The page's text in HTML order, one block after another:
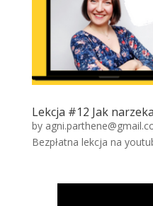
Lekcja #12 Jak
by
Bezpłatna lekcja na